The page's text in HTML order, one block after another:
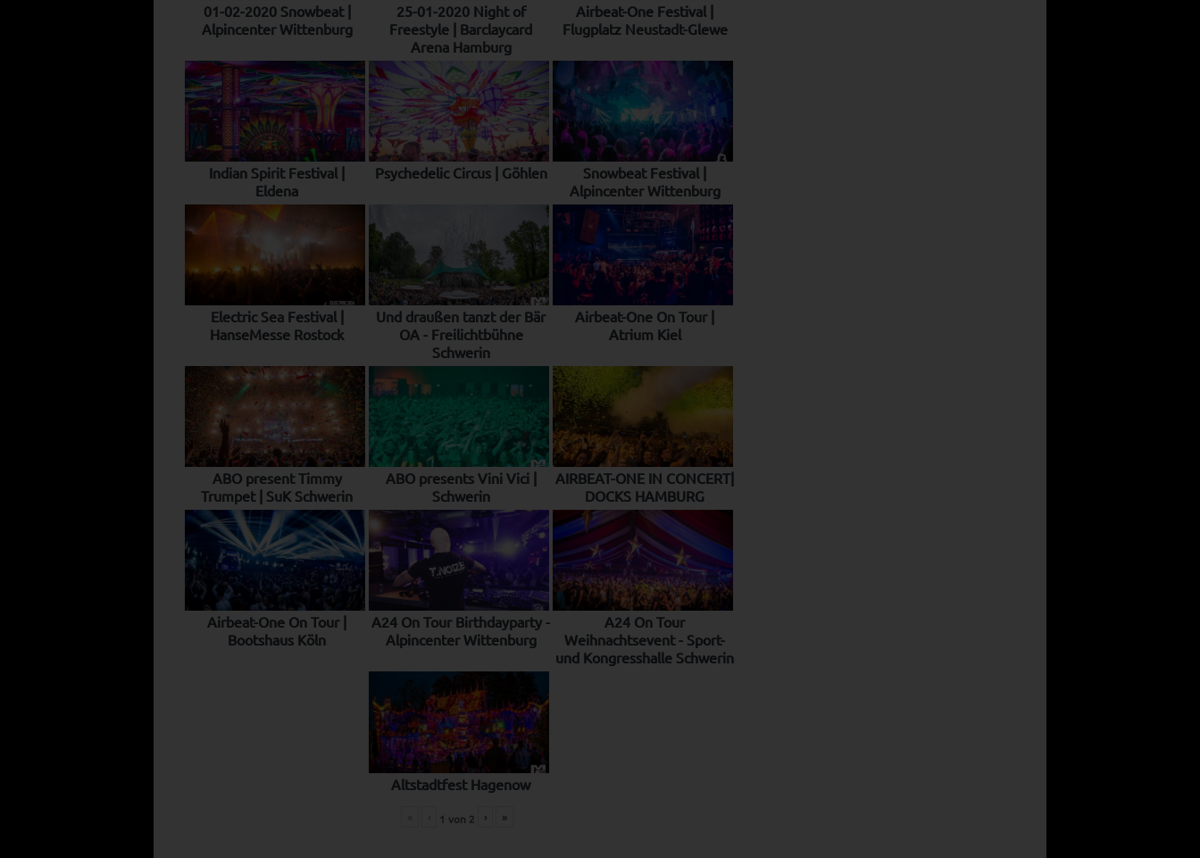
01-02-2020 Snowbeat |
Alpincenter Wittenburg
25-01-2020 Night of
Freestyle | Barclaycard
Arena Hamburg
Airbeat-One Festival |
Flugplatz Neustadt-Glewe
Indian Spirit Festival |
Eldena
Psychedelic Circus | Göhlen
Snowbeat Festival |
Alpincenter Wittenburg
Electric Sea Festival |
HanseMesse Rostock
Und draußen tanzt der Bär
OA - Freilichtbühne
Schwerin
Airbeat-One On Tour |
Atrium Kiel
ABO present Timmy
Trumpet | SuK Schwerin
ABO presents Vini Vici |
Schwerin
AIRBEAT-ONE IN CONCERT|
DOCKS HAMBURG
Airbeat-One On Tour |
Bootshaus Köln
A24 On Tour Birthdayparty -
Alpincenter Wittenburg
A24 On Tour
Weihnachtsevent - Sport-
und Kongresshalle Schwerin
Altstadtfest Hagenow
1 von 2 › »